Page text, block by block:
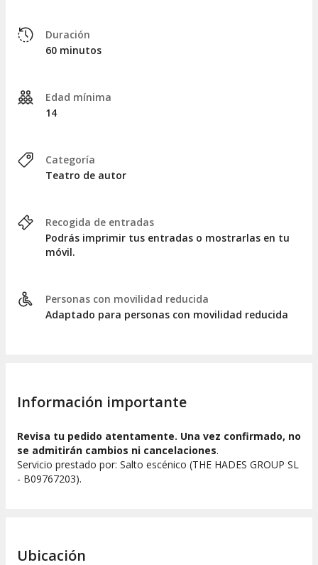
Duración
60 minutos
Edad mínima
14
Categoría
Teatro de autor
Recogida de entradas
Podrás imprimir tus entradas o mostrarlas en tu
móvil.
Personas con movilidad reducida
Adaptado para personas con movilidad reducida
Información importante
Revisa tu pedido atentamente. Una vez confirmado, no
se admitirán cambios ni cancelaciones.
Servicio prestado por: Salto escénico (THE HADES GROUP SL
- B09767203).
Ubicación